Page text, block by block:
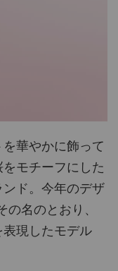
華やかに飾って
モチーフにした
ド。今年のデザ
名のとおり、
現したモデル